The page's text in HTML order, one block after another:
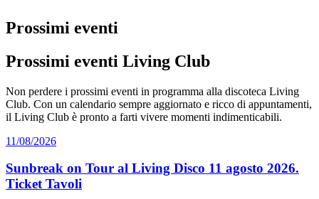
Prossimi eventi
Prossimi eventi Living Club
Non perdere i prossimi eventi in programma alla discoteca Living
Club. Con un calendario sempre aggiornato e ricco di appuntamenti,
il Living Club è pronto a farti vivere momenti indimenticabili.
11/08/2026
Sunbreak on Tour al Living Disco 11 agosto 2026.
Ticket Tavoli